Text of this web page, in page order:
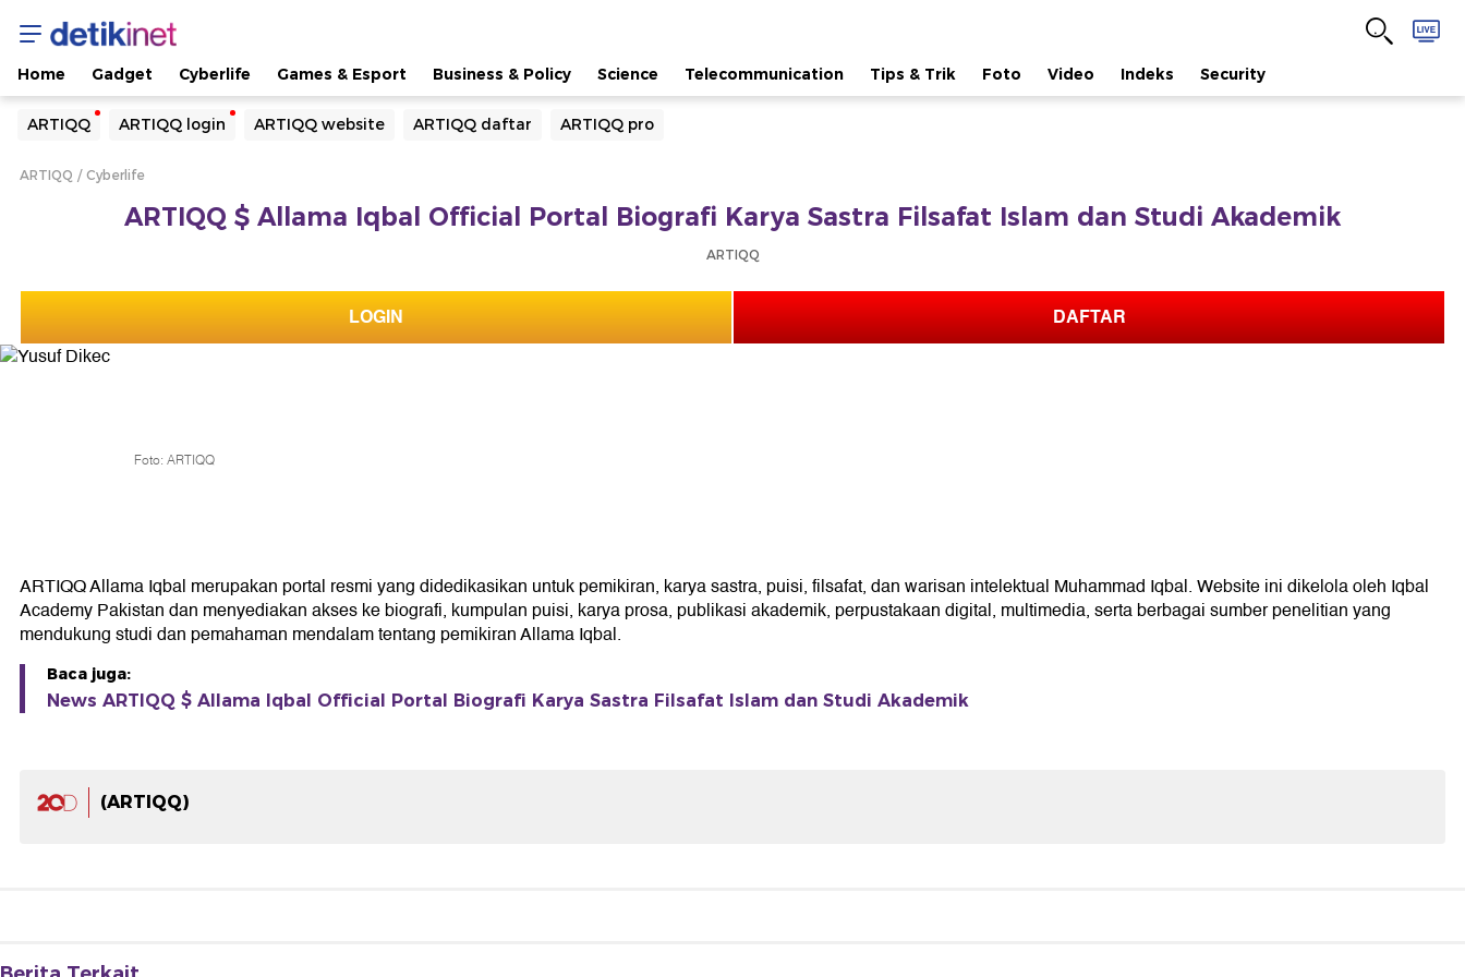
Home Gadget Cyberlife Games & Esport Business & Policy Science Telecommunication Tips & Trik Foto Video Indeks Security
ARTIQQ ARTIQQ login ARTIQQ website ARTIQQ daftar ARTIQQ pro
Yang sedang ramai dicari
Loading...
ARTIQQ Cyberlife
ARTIQQ $ Allama Iqbal Official Portal Biografi Karya Sastra Filsafat Islam dan Studi Akademik
ARTIQQ
LOGIN DAFTAR
Foto: ARTIQQ
ARTIQQ Allama Iqbal merupakan portal resmi yang didedikasikan untuk pemikiran, karya sastra, puisi, filsafat, dan warisan intelektual Muhammad Iqbal. Website ini dikelola oleh Iqbal
Academy Pakistan dan menyediakan akses ke biografi, kumpulan puisi, karya prosa, publikasi akademik, perpustakaan digital, multimedia, serta berbagai sumber penelitian yang
mendukung studi dan pemahaman mendalam tentang pemikiran Allama Iqbal.
Baca juga:
News ARTIQQ $ Allama Iqbal Official Portal Biografi Karya Sastra Filsafat Islam dan Studi Akademik
(ARTIQQ)